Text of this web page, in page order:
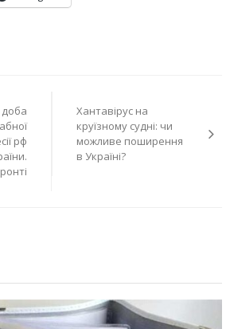
доба
рф
Хантавірус на
круїзному судні: чи
можливе поширення
в Україні?